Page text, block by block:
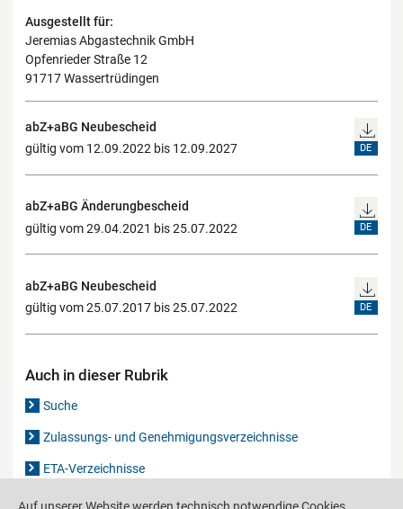
Ausgestellt für:
Jeremias Abgastechnik GmbH
Opfenrieder Straße 12
91717 Wassertrüdingen
abZ+aBG Neubescheid
gültig vom 12.09.2022 bis 12.09.2027
DE
abZ+aBG Änderungbescheid
gültig vom 29.04.2021 bis 25.07.2022
DE
abZ+aBG Neubescheid
gültig vom 25.07.2017 bis 25.07.2022
DE
Auch in dieser Rubrik
Suche
Zulassungs- und Genehmigungsverzeichnisse
ETA-Verzeichnisse
Gutachten-Verzeichnis
Auf unserer Website werden technisch notwendige Cookies